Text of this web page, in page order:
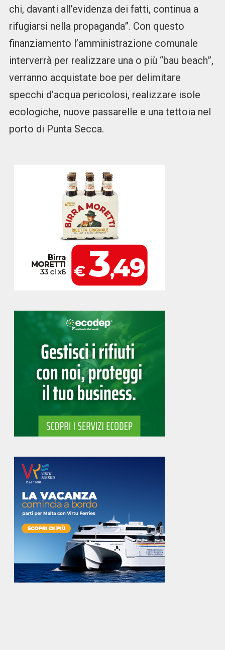
chi, davanti all’evidenza dei fatti, continua a
rifugiarsi nella propaganda”. Con questo
finanziamento l’amministrazione comunale
interverrà per realizzare una o più “bau beach”,
verranno acquistate boe per delimitare
specchi d’acqua pericolosi, realizzare isole
ecologiche, nuove passarelle e una tettoia nel
porto di Punta Secca.